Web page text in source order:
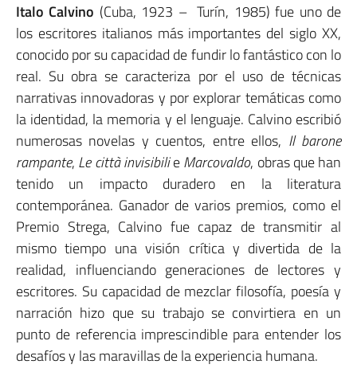
Italo Calvino (Cuba, 1923 – Turín, 1985) fue uno de
los escritores italianos más importantes del siglo XX,
conocido por su capacidad de fundir lo fantástico con lo
real. Su obra se caracteriza por el uso de técnicas
narrativas innovadoras y por explorar temáticas como
la identidad, la memoria y el lenguaje. Calvino escribió
numerosas novelas y cuentos, entre ellos, Il barone
rampante, Le città invisibilieMarcovaldo, obras que han
tenido un impacto duradero en la literatura
contemporánea. Ganador de varios premios, como el
Premio Strega, Calvino fue capaz de transmitir al
mismo tiempo una visión crítica y divertida de la
realidad, influenciando generaciones de lectores y
escritores. Su capacidad de mezclar filosofía, poesía y
narración hizo que su trabajo se convirtiera en un
punto de referencia imprescindible para entender los
desafíos y las maravillas de la experiencia humana.